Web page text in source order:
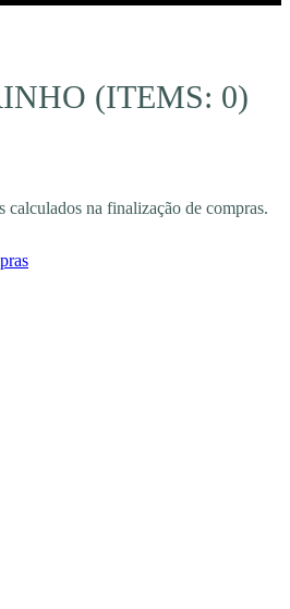
(ITEMS: 0)
calculados na finalização de compras.